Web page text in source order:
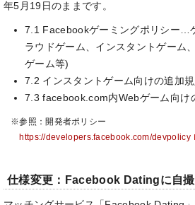
年5月19日のままです。
7.1 Facebookゲーミングポリシー…
ラウドゲーム、インスタントゲーム
ゲーム等)
7.2 インスタントゲーム向けの追加
7.3 facebook.com内Webゲーム向け
※参照：開発者ポリシー
https://developers.facebook.com/devpolicy
仕様変更：Facebook Datingに自